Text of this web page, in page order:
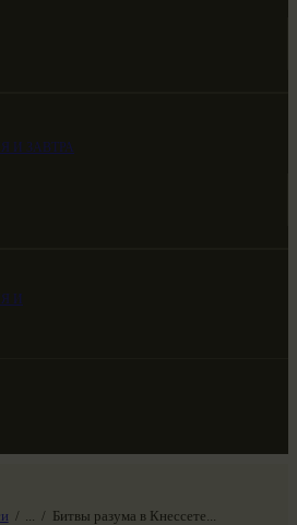
И ЗАВТРА
И
Битвы разума в Кнессете...